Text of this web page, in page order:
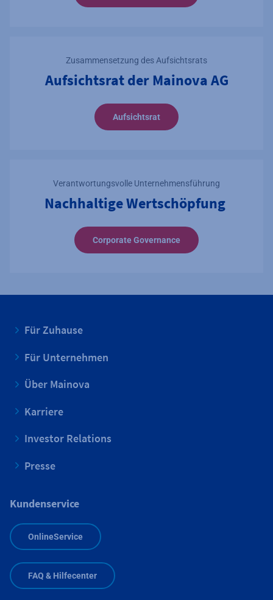
Zusammensetzung des Aufsichtsrats
Aufsichtsrat der Mainova AG
Aufsichtsrat
Verantwortungsvolle Unternehmensführung
Nachhaltige Wertschöpfung
Corporate Governance
Für Zuhause
Für Unternehmen
Über Mainova
Karriere
Investor Relations
Presse
Kundenservice
OnlineService
FAQ & Hilfecenter